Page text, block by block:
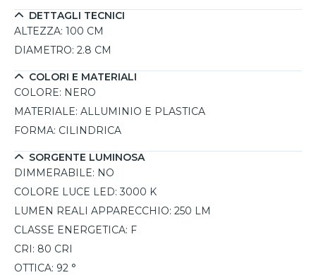
rendono adatto a ogni condizione climatica, mentre il
fissaggio a picchetto assicura una posa stabile e rapida.
DETTAGLI TECNICI
ALTEZZA: 100 CM
DIAMETRO: 2.8 CM
COLORI E MATERIALI
COLORE: NERO
MATERIALE: ALLUMINIO E PLASTICA
FORMA: CILINDRICA
SORGENTE LUMINOSA
DIMMERABILE: NO
COLORE LUCE LED: 3000 K
LUMEN REALI APPARECCHIO: 250 LM
CLASSE ENERGETICA: F
CRI: 80 CRI
OTTICA: 92 °